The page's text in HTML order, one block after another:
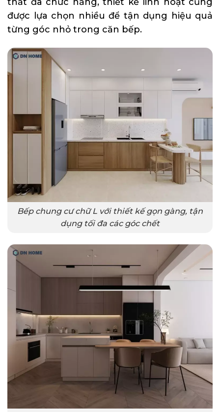
được lựa chọn nhiều để tận dụng hiệu quả
từng góc nhỏ trong căn bếp.
Bếp chung cư chữ L với thiết kế gọn gàng, tận
dụng tối đa các góc chết